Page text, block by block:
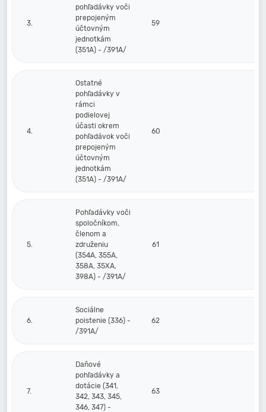
3.
pohľadávky voči
prepojeným
účtovným
jednotkám
(351A) - /391A/
59
4.
Ostatné
pohľadávky v
rámci
podielovej
účasti okrem
pohľadávok voči
prepojeným
účtovným
jednotkám
(351A) - /391A/
60
5.
Pohľadávky voči
spoločníkom,
členom a
združeniu
(354A, 355A,
358A, 35XA,
398A) - /391A/
61
6.
Sociálne
poistenie (336) -
/391A/
62
7.
Daňové
pohľadávky a
dotácie (341,
342, 343, 345,
346, 347) -
63